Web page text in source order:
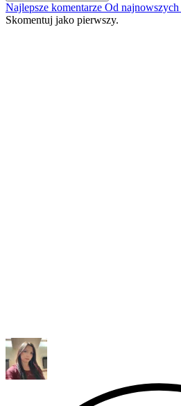
Najlepsze komentarze Od najnowszych
Skomentuj jako pierwszy.